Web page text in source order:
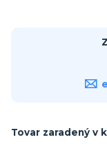
Tovar zaradený v